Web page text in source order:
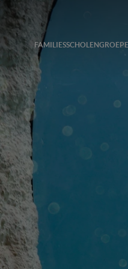
FAMILIESSCHOLEN